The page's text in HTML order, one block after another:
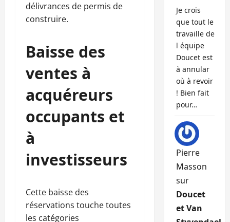
délivrances de permis de
construire.
Baisse des
ventes à
acquéreurs
occupants et
à
investisseurs
Cette baisse des
réservations touche toutes
les catégories
Je crois
que tout le
travaille de
l équipe
Doucet est
à annular
où à revoir
! Bien fait
pour…
Pierre
Masson
sur
Doucet
et Van